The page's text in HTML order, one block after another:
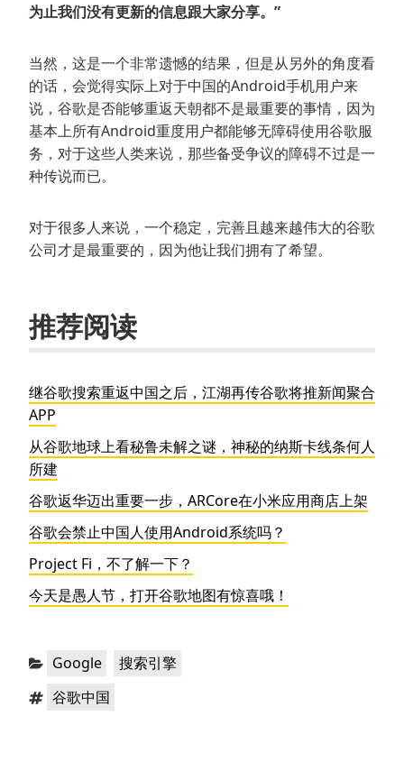
为止我们没有更新的信息跟大家分享。”
当然，这是一个非常遗憾的结果，但是从另外的角度看
的话，会觉得实际上对于中国的Android手机用户来
说，谷歌是否能够重返天朝都不是最重要的事情，因为
基本上所有Android重度用户都能够无障碍使用谷歌服
务，对于这些人类来说，那些备受争议的障碍不过是一
种传说而已。
对于很多人来说，一个稳定，完善且越来越伟大的谷歌
公司才是最重要的，因为他让我们拥有了希望。
推荐阅读
继谷歌搜索重返中国之后，江湖再传谷歌将推新闻聚合
APP
从谷歌地球上看秘鲁未解之谜，神秘的纳斯卡线条何人
所建
谷歌返华迈出重要一步，ARCore在小米应用商店上架
谷歌会禁止中国人使用Android系统吗？
Project Fi，不了解一下？
今天是愚人节，打开谷歌地图有惊喜哦！
分
Google ，
搜索引擎
标 谷歌中国